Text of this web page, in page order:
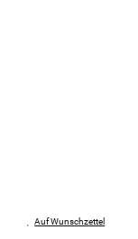
Auf Wunschzettel